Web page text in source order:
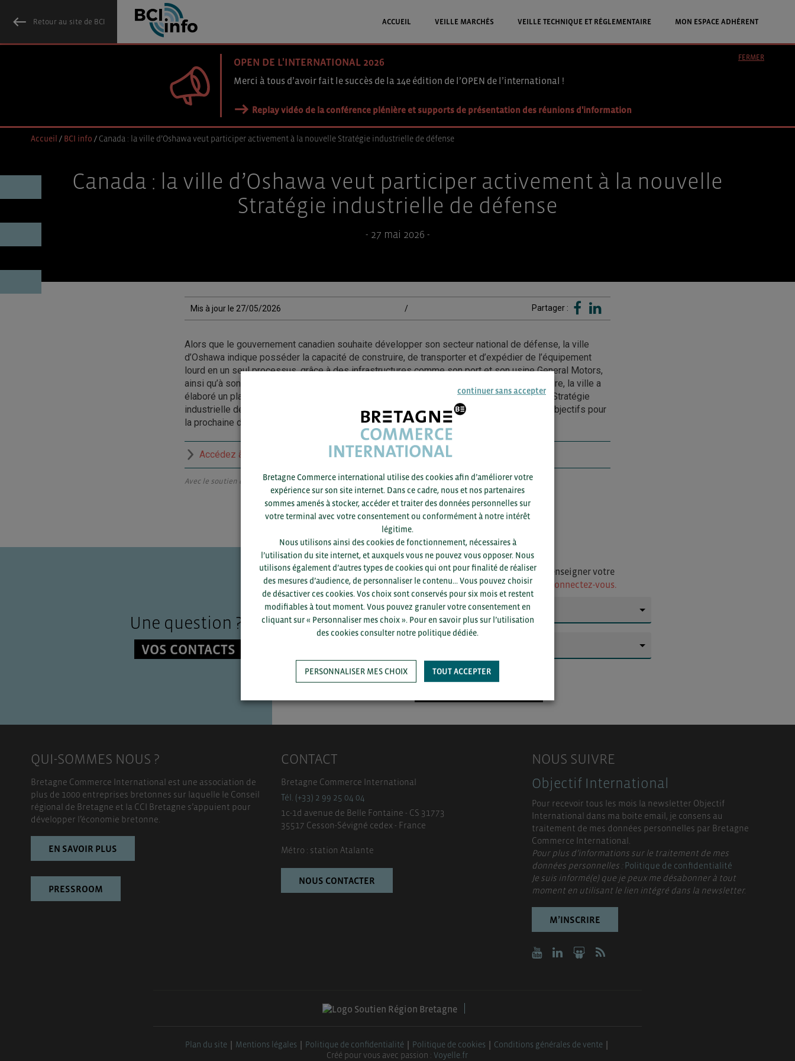
Retour au site de BCI ACCUEIL VEILLE MARCHÉS VEILLE TECHNIQUE ET RÉGLEMENTAIRE MON ESPACE ADHÉRENT
OPEN DE L'INTERNATIONAL 2026
Merci à tous d’avoir fait le succès de la 14e édition de l’OPEN de l’international !
Replay vidéo de la conférence plénière et supports de présentation des réunions d'information
FERMER
Accueil / BCI info / Canada : la ville d’Oshawa veut participer activement à la nouvelle Stratégie industrielle de défense
Canada : la ville d’Oshawa veut participer activement à la nouvelle
Stratégie industrielle de défense
- 27 mai 2026 -
Mis à jour le 27/05/2026 / Partager :
Alors que le gouvernement canadien souhaite développer son secteur national de défense, la ville
d’Oshawa indique posséder la capacité de construire, de transporter et d’expédier de l’équipement
lourd en un seul processus, grâce à des infrastructures comme son port et son usine General Motors,
ainsi qu’à son accès à plusieurs réseaux ferroviaires et grands axes routiers. Dans ce cadre, la ville a
élaboré un plan directeur 1 mois après la publication par le gouvernement de sa nouvelle Stratégie
industrielle de défense. Pour rappel, cette dernière est dotée de 6,6 Mds$ et établit les objectifs pour
la prochaine décennie.
Accédez à la ressource : CBC.ca – Rochelle Raveendran – 29/03/26
Avec le soutien du Crédit Agricole | Sponsor BCI 2026
Une question ?
VOS CONTACTS
Pour voir les contacts, merci de renseigner votre
département et votre secteur
ou connectez-vous.
QUI-SOMMES NOUS ?
Bretagne Commerce International est une association de
plus de 1000 entreprises bretonnes sur laquelle le Conseil
régional de Bretagne et la CCI Bretagne s’appuient pour
développer l’économie bretonne.
EN SAVOIR PLUS
PRESSROOM
CONTACT
Bretagne Commerce International
Tél. (+33) 2 99 25 04 04
1c-1d avenue de Belle Fontaine - CS 31773
35517 Cesson-Sévigné cedex - France
Métro : station Atalante
NOUS CONTACTER
NOUS SUIVRE
Objectif International
Pour recevoir tous les mois la newsletter Objectif
International dans ma boite email, je consens au
traitement de mes données personnelles par Bretagne
Commerce International.
Pour plus d’informations sur le traitement de mes
données personnelles :Politique de confidentialité
Je suis informé(e) que je peux me désabonner à tout
moment en utilisant le lien intégré dans la newsletter.
M’INSCRIRE
Plan du site Mentions légales Politique de confidentialité Politique de cookies
Conditions générales de vente
Créé pour vous avec passion :Voyelle.fr
continuer sans accepter
Bretagne Commerce international utilise des cookies afin d’améliorer votre
expérience sur son site internet. Dans ce cadre, nous et nos partenaires
sommes amenés à stocker, accéder et traiter des données personnelles sur
votre terminal avec votre consentement ou conformément à notre intérêt
légitime.
Nous utilisons ainsi des cookies de fonctionnement, nécessaires à
l’utilisation du site internet, et auxquels vous ne pouvez vous opposer. Nous
utilisons également d’autres types de cookies qui ont pour finalité de réaliser
des mesures d’audience, de personnaliser le contenu... Vous pouvez choisir
de désactiver ces cookies. Vos choix sont conservés pour six mois et restent
modifiables à tout moment. Vous pouvez granuler votre consentement en
cliquant sur « Personnaliser mes choix ». Pour en savoir plus sur l’utilisation
des cookies consulter notre politique dédiée.
PERSONNALISER MES CHOIX TOUT ACCEPTER